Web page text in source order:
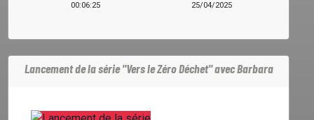
00:06:25
25/04/2025
Lancement de la série "Vers le Zéro Déchet" avec Barbara